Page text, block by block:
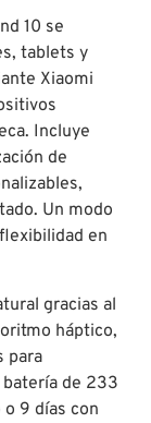
10 se
tablets y
Xiaomi
Incluye
de
Un modo
en
gracias al
háptico,
para
batería de 233
9 días con